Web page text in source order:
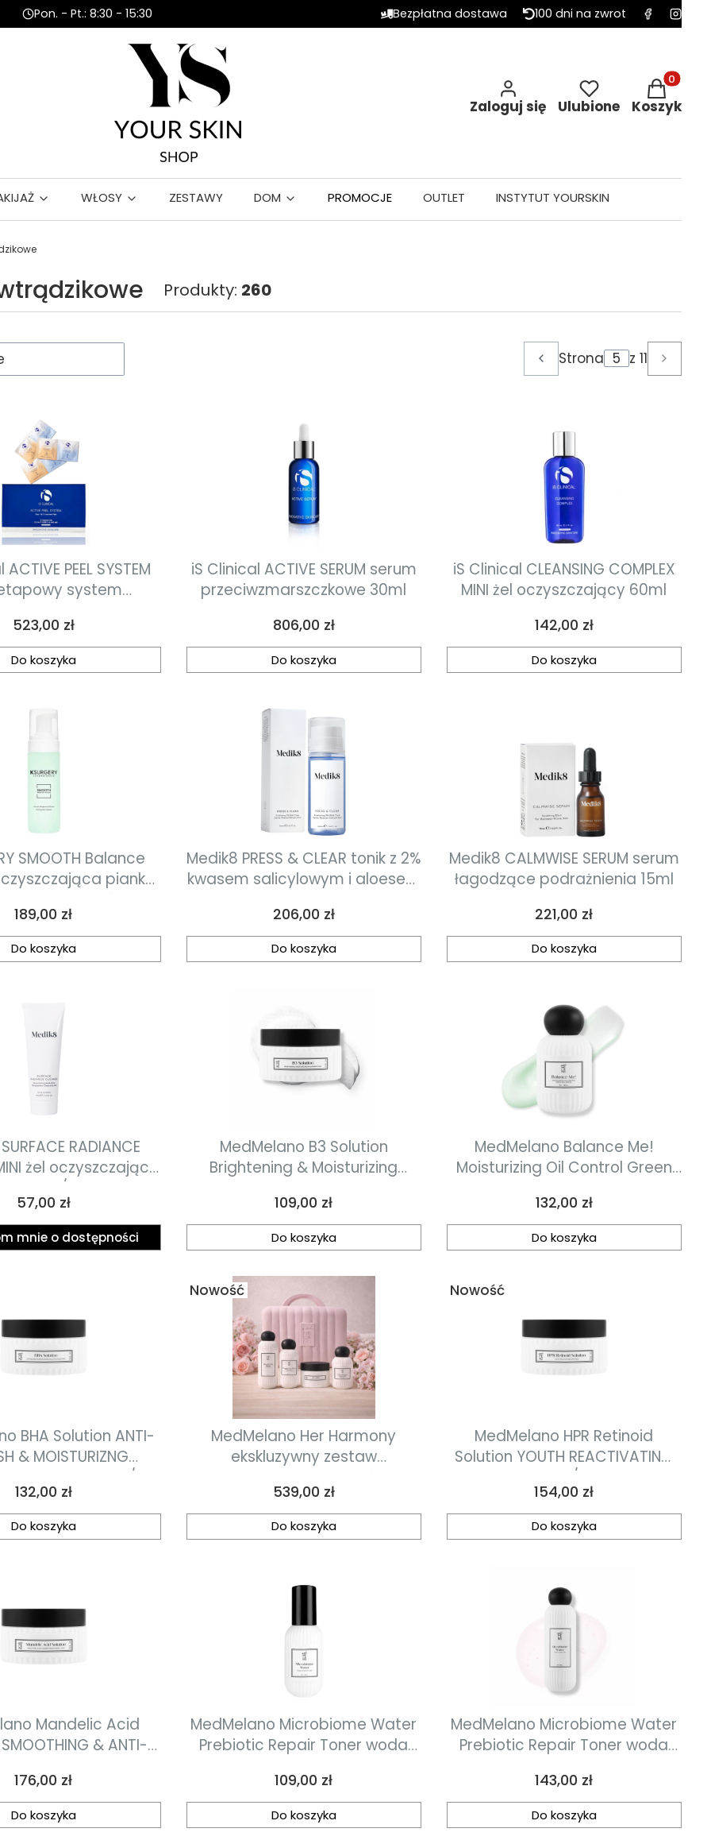
Pon. - Pt.: 8:30 - 15:30 Bezpłatna dostawa 100 dni na zwrot
Zaloguj się Ulubione
Produkty
Koszyk
WŁOSY ZESTAWY DOM PROMOCJE OUTLET INSTYTUT YOURSKIN
Produkty: 260
Poprzednie produkty
Strona z 11
system
Cena
523,00 zł
Do koszyka
iS Clinical ACTIVE SERUM serum
przeciwzmarszczkowe 30ml
Cena
806,00 zł
Do koszyka
iS Clinical CLEANSING COMPLEX
MINI żel oczyszczający 60ml
Cena
142,00 zł
Do koszyka
SMOOTH Balance
pianka
do skóry
tłustej 170 ml
Cena
189,00 zł
Do koszyka
Medik8 PRESS & CLEAR tonik z 2%
kwasem salicylowym i aloesem
Cena
206,00 zł
Do koszyka
Medik8 CALMWISE SERUM serum
łagodzące podrażnienia 15ml
Cena
221,00 zł
Do koszyka
RADIANCE
żel oczyszczający
AHA/BHA 40ml
Cena
57,00 zł
mnie o dostępności
MedMelano B3 Solution
Brightening & Moisturizing
rozjaśniająco-normalizujące z
niacynamidems 90 ml / 45 pcs
Cena
109,00 zł
Do koszyka
MedMelano Balance Me!
Moisturizing Oil Control Green
regulujące wydzielanie
sebum30 ml
Cena
132,00 zł
Do koszyka
BHA Solution ANTI-
& MOISTURIZNG
ACID PADS 90 ml / 45
złuszczająco-
z kwasem
dla skóry z
Cena
132,00 zł
Do koszyka
Nowość
MedMelano Her Harmony
ekskluzywny zestaw
regenerujący dla skóry
odwodnionej, zamknięty w
eleganckim liliowym kuferku
Cena
539,00 zł
Do koszyka
Nowość
MedMelano HPR Retinoid
Solution YOUTH REACTIVATING
HPR PADS 90 ml / 45 szt płatki
przebudowująco-ujędrniające
z retinoidem HPR
Cena
154,00 zł
Do koszyka
Mandelic Acid
& ANTI-
/ 45szt. płatki
normalizujące z
migdałowym
Cena
176,00 zł
Do koszyka
MedMelano Microbiome Water
Prebiotic Repair Toner woda
Cena
109,00 zł
Do koszyka
MedMelano Microbiome Water
Prebiotic Repair Toner woda
Cena
143,00 zł
Do koszyka